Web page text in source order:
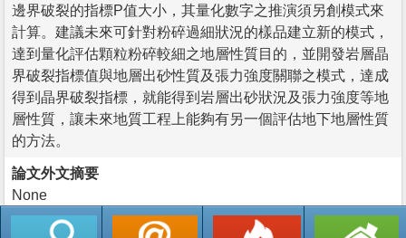
邊界破裂的指標P值大小，其量化數字之推演須另創模式來
計算。建議未來可針對粉碎過細狀況的樣品建立新的模式，
達到量化評估顆粒粉碎較細之地層性質目的，並開發岩層晶
界破裂指標值與地層出砂性質及張力強度關聯之模式，達成
得到晶界破裂指標，就能得到岩層出砂狀況及張力強度等地
層性質，讓未來地質工程上能夠有另一個評估地下地層性質
的方法。
論文外文摘要
None